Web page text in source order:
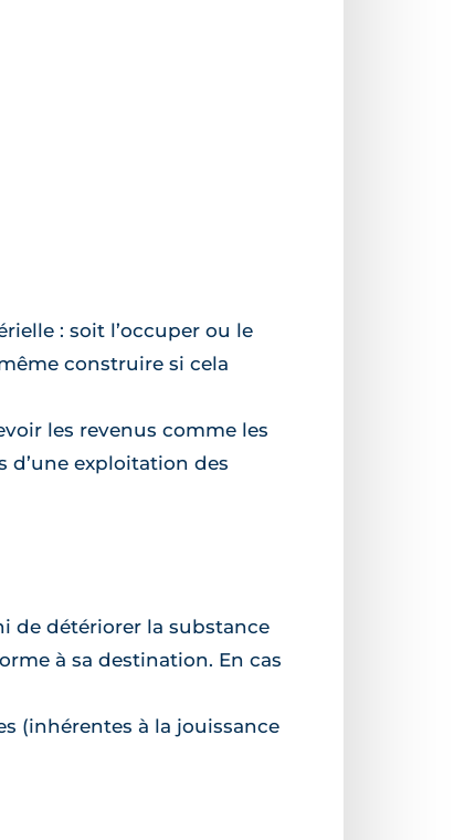
: soit l’occuper ou le
construire si cela
les revenus comme les
d’une exploitation des
de détériorer la substance
à sa destination. En cas
(inhérentes à la jouissance